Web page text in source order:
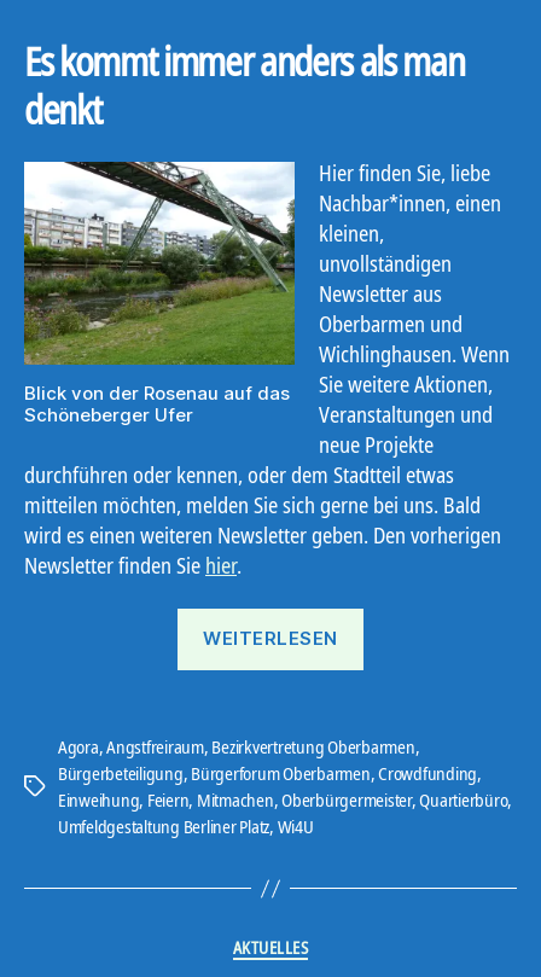
Es kommt immer anders als man
denkt
Blick von der Rosenau auf das
Schöneberger Ufer
Hier finden Sie, liebe
Nachbar*innen, einen
kleinen,
unvollständigen
Newsletter aus
Oberbarmen und
Wichlinghausen. Wenn
Sie weitere Aktionen,
Veranstaltungen und
neue Projekte
durchführen oder kennen, oder dem Stadtteil etwas
mitteilen möchten, melden Sie sich gerne bei uns. Bald
wird es einen weiteren Newsletter geben. Den vorherigen
Newsletter finden Sie hier.
WEITERLESEN
Schlagwörter
Agora,Angstfreiraum, Bezirkvertretung Oberbarmen,
Bürgerbeteiligung, Bürgerforum Oberbarmen,Crowdfunding,
Einweihung, Feiern, Mitmachen,Oberbürgermeister,Quartierbüro,
Umfeldgestaltung Berliner Platz, Wi4U
Kategorien
AKTUELLES